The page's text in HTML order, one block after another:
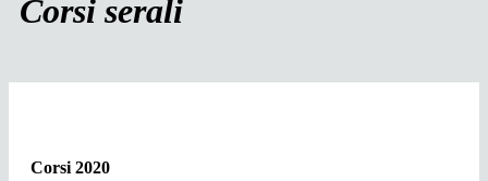
Corsi serali
Corsi 2020